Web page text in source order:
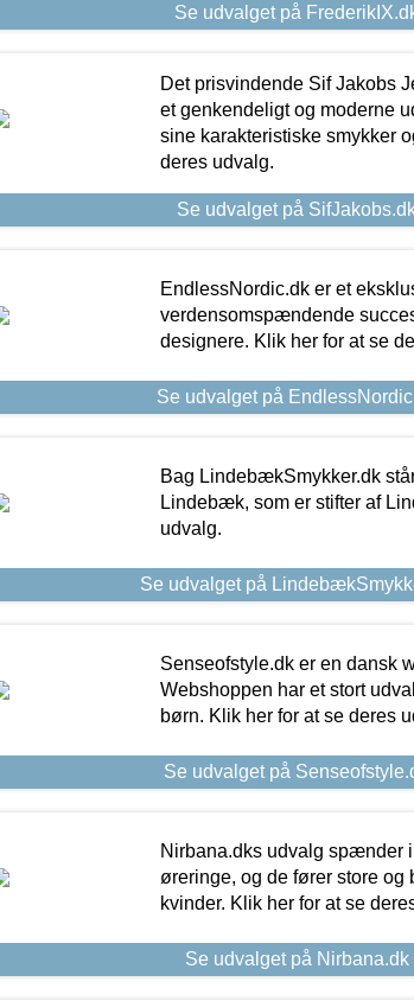
Se udvalget på
Det prisvindende Sif Jakobs
et genkendeligt og moderne
sine karakteristiske smykker
deres udvalg.
Se udvalget på
EndlessNordic.dk er et
verdensomspændende
designere. Klik her for at se
Se udvalget på
Bag LindebækSmykker.dk
Lindebæk, som er stifter af
udvalg.
Se udvalget på
Senseofstyle.dk er en dansk
Webshoppen har et stort
børn. Klik her for at se deres
Se udvalget på
Nirbana.dks udvalg spænder
øreringe, og de fører store
kvinder. Klik her for at se
Se udvalget på Nirbana.dk